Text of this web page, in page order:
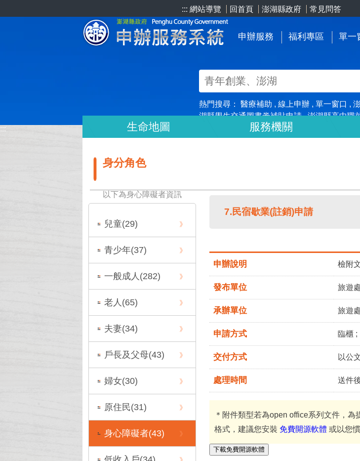
::: 網站導覽 回首頁 澎湖縣政府 常見問答
申辦服務 福利專區 單一
熱門搜尋：醫療補助 線上申辦 單一窗口
湖縣學生交通圖書劵補貼申請
澎湖縣高中職
:::
生命地圖 服務機關
身分角色
以下為身心障礙者資訊
兒童(29)
青少年(37)
一般成人(282)
老人(65)
夫妻(34)
戶長及父母(43)
婦女(30)
原住民(31)
身心障礙者(43)
7.民宿歇業(註銷)申請
申辦說明 檢附
發布單位 旅遊
承辦單位 旅遊
申請方式 臨櫃 ;
交付方式 以公
處理時間 送件
＊附件類型若為open office系列文件，
格式，建議您安裝 免費開源軟體 或以您
下載免費開源軟體